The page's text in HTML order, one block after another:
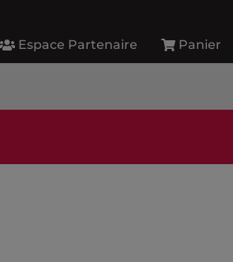
Espace Partenaire Panier